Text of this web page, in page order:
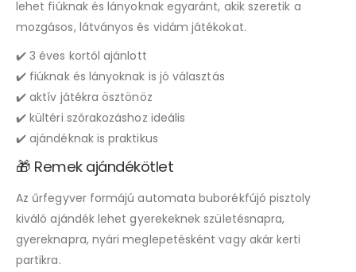
lehet fiúknak és lányoknak egyaránt, akik szeretik a
mozgásos, látványos és vidám játékokat.
✔️ 3 éves kortól ajánlott
✔️ fiúknak és lányoknak is jó választás
✔️ aktív játékra ösztönöz
✔️ kültéri szórakozáshoz ideális
✔️ ajándéknak is praktikus
🎁 Remek ajándékötlet
Az űrfegyver formájú automata buborékfújó pisztoly
kiváló ajándék lehet gyerekeknek születésnapra,
gyereknapra, nyári meglepetésként vagy akár kerti
partikra.